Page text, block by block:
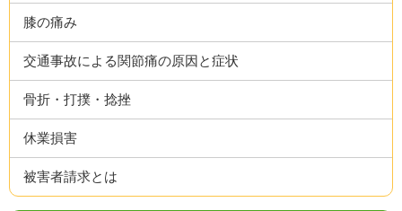
膝の痛み
交通事故による関節痛の原因と症状
骨折・打撲・捻挫
休業損害
被害者請求とは